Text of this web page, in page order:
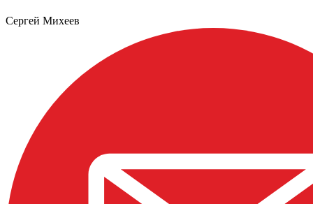
Сергей Михеев